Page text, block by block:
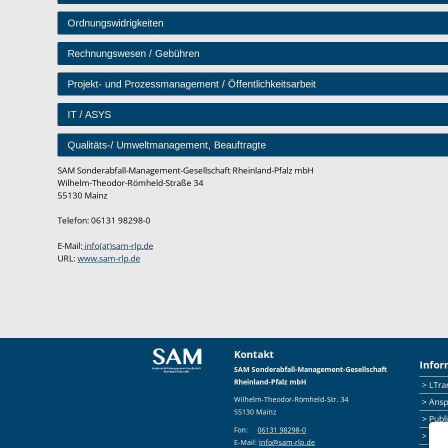
Ordnungswidrigkeiten
Rechnungswesen / Gebühren
Projekt- und Prozessmanagement / Öffentlichkeitsarbeit
IT / ASYS
Qualitäts-/ Umweltmanagement, Beauftragte
SAM Sonderabfall-Management-Gesellschaft Rheinland-Pfalz mbH
Wilhelm-Theodor-Römheld-Straße 34
55130 Mainz
Telefon: 06131 98298-0
E-Mail:info(at)sam-rlp.de
URL:www.sam-rlp.de
Kontakt
SAM Sonderabfall-Management-Gesellschaft
Rheinland-Pfalz mbH
Wilhelm-Theodor-Römheld-Str. 34
55130 Mainz
Fon:
06131 98298-0
E-Mail: info@sam-rlp.de
>
>
>
>